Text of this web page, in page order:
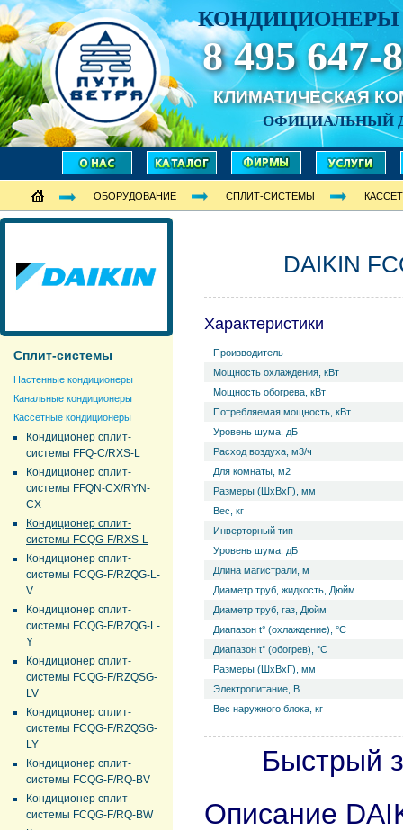
КОНДИЦИОНЕРЫ
8 495 647-
КЛИМАТИЧЕСКАЯ
ОФИЦИАЛЬНЫЙ
ОБОРУДОВАНИЕ СПЛИТ-СИСТЕМЫ
Сплит-системы
Настенные кондиционеры
Канальные кондиционеры
Кассетные кондиционеры
Кондиционер сплит-
системы FFQ-C/RXS-L
Кондиционер сплит-
системы FFQN-CX/RYN-
CX
Кондиционер сплит-
системы FCQG-F/RXS-L
Кондиционер сплит-
системы FCQG-F/RZQG-L-
V
Кондиционер сплит-
системы FCQG-F/RZQG-L-
Y
Кондиционер сплит-
системы FCQG-F/RZQSG-
LV
Кондиционер сплит-
системы FCQG-F/RZQSG-
LY
Кондиционер сплит-
системы FCQG-F/RQ-BV
Кондиционер сплит-
системы FCQG-F/RQ-BW
DAIKIN
Характеристики
Производитель
Мощность охлаждения, кВт
Мощность обогрева, кВт
Потребляемая мощность, кВт
Уровень ш­ума, дБ
Расход воздуха, м3/ч
Для комнаты, м2
Размеры (ШхВхГ), мм
Вес, кг
Инверторный тип
Уровень ш­ума, дБ
Длина магистрали, м
Диаметр труб, жидкость, Дюйм
Диаметр труб, газ, Дюйм
Диапазон t° (охлаждение), °С
Диапазон t° (обогрев), °С
Размеры (ШхВхГ), мм
Электропитание, В
Вес наружного блока, кг
Быстрый
Описание